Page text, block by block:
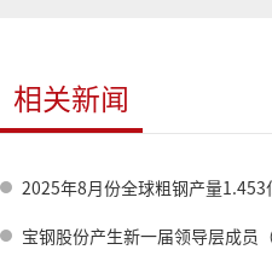
相关新闻
2025年8月份全球粗钢产量1.453亿吨，
宝钢股份产生新一届领导层成员